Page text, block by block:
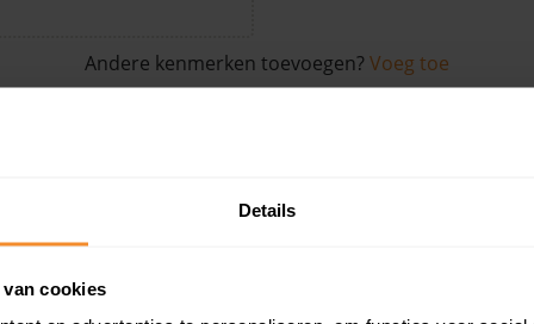
Details
cookies
Andere kenmerken toevoegen? Voeg toe
de buurt